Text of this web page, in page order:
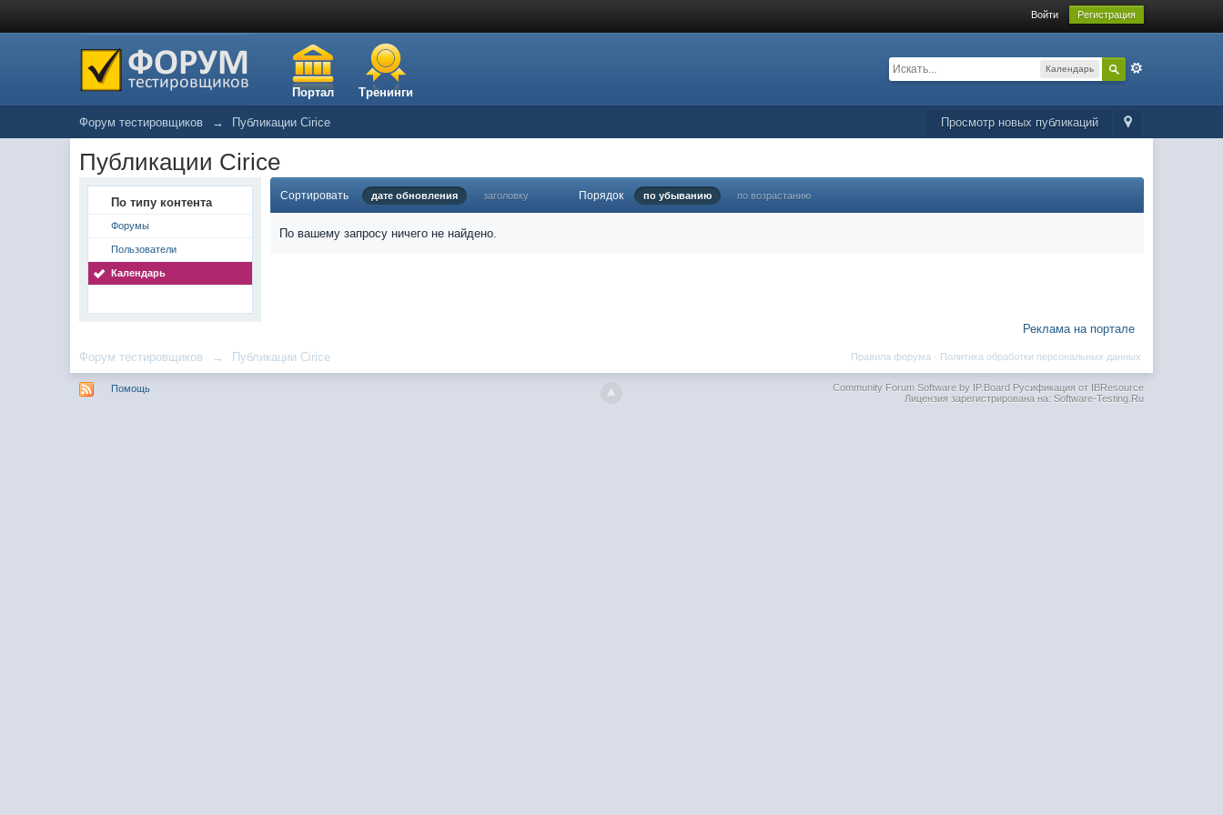
Войти Регистрация
Портал Тренинги
Календарь
Просмотр новых публикаций
Форум тестировщиков → Публикации Cirice
Публикации Cirice
По типу контента
Форумы
Пользователи
Календарь
Сортировать дате обновления заголовку Порядок по убыванию по возрастанию
По вашему запросу ничего не найдено.
Реклама на портале
Форум тестировщиков → Публикации Cirice Политика обработки персональных данных
Правила форума ·
Помощь Community Forum Software by IP.BoardРусификация от IBResource
Лицензия зарегистрирована на: Software-Testing.Ru